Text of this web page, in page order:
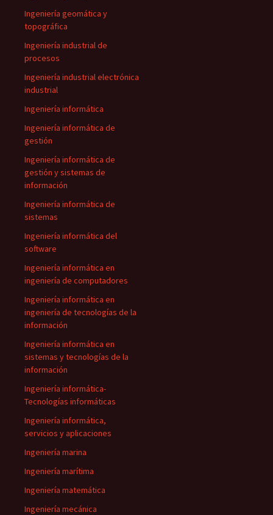
Ingeniería geomática y
topográfica
Ingeniería industrial de
procesos
Ingeniería industrial electrónica
industrial
Ingeniería informática
Ingeniería informática de
gestión
Ingeniería informática de
gestión y sistemas de
información
Ingeniería informática de
sistemas
Ingeniería informática del
software
Ingeniería informática en
ingeniería de computadores
Ingeniería informática en
ingeniería de tecnologías de la
información
Ingeniería informática en
sistemas y tecnologías de la
información
Ingeniería informática-
Tecnologías informáticas
Ingeniería informática,
servicios y aplicaciones
Ingeniería marina
Ingeniería marítima
Ingeniería matemática
Ingeniería mecánica